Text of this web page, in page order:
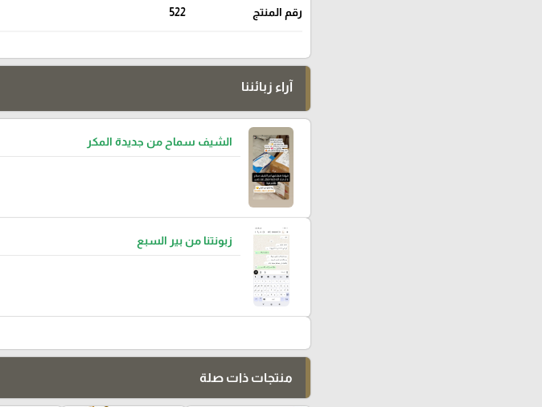
رقم المنتج 522
آراء زبائننا
الشيف سماح من جديدة المكر
زبونتنا من بير السبع
منتجات ذات صلة